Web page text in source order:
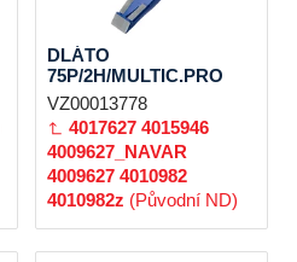
DLÁTO
75P/2H/MULTIC.PRO
VZ00013778
4017627 4015946
4009627_NAVAR
4009627 4010982
4010982z (Původní ND)